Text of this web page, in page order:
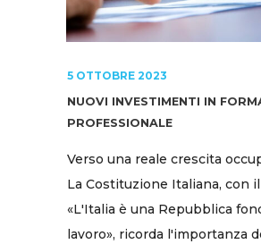
5 OTTOBRE 2023
NUOVI INVESTIMENTI IN
PROFESSIONALE
Verso una reale crescita
La Costituzione Italiana, con il
«L'Italia è una Repubblica
lavoro», ricorda l'importanza